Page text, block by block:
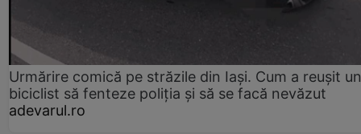
Urmărire comică pe străzile din Iași. Cum a reușit un
biciclist să fenteze poliția și să se facă nevăzut
adevarul.ro